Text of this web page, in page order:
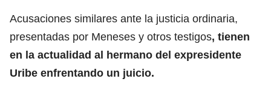
Acusaciones similares ante la justicia ordinaria,
presentadas por Meneses y otros testigos, tienen
en la actualidad al hermano del expresidente
Uribe enfrentando un juicio.